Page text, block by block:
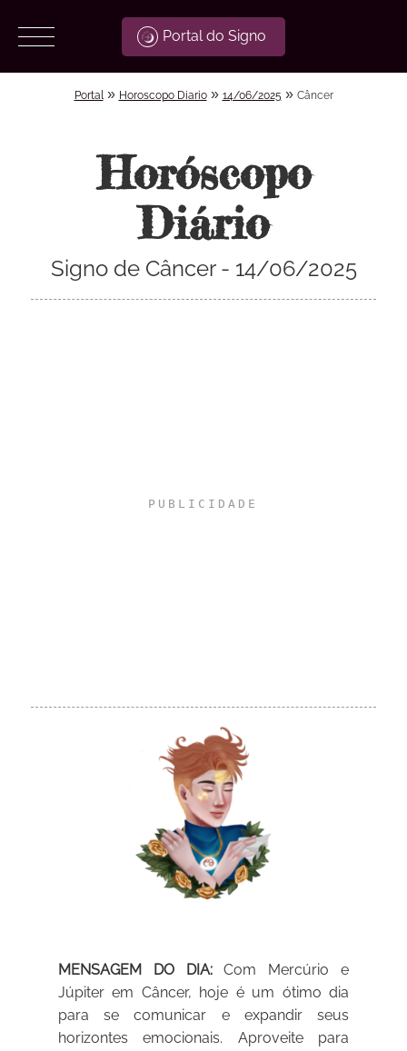
Portal do Signo
Portal » Horoscopo Diario» 14/06/2025 » Câncer
Horóscopo
Diário
Signo de Câncer - 14/06/2025
MENSAGEM DO DIA:Com Mercúrio e
Júpiter em Câncer, hoje é um ótimo dia
para se comunicar e expandir seus
horizontes emocionais. Aproveite para